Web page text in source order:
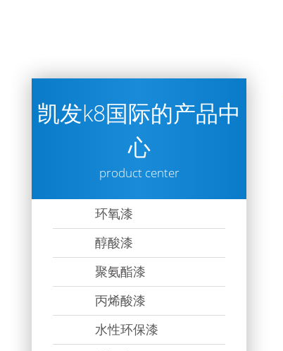
凯发k8国际的产品中
心
product center
环氧漆
醇酸漆
聚氨酯漆
丙烯酸漆
水性环保漆